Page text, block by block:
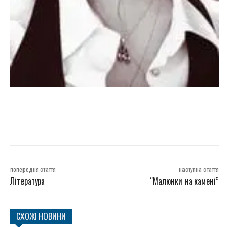
попередня стаття
Література
наступна стаття
“Малюнки на камені”
СХОЖІ НОВИНИ